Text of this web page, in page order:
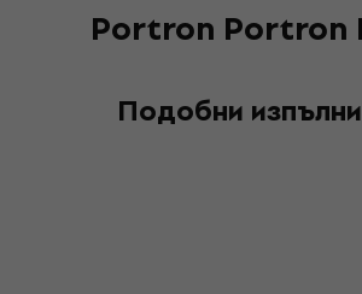
Portron Portron
Подобни